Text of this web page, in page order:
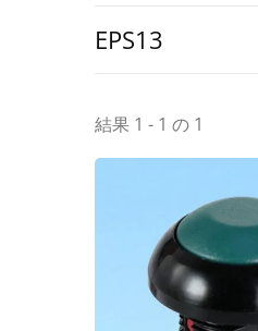
EPS13
結果 1 - 1 の 1